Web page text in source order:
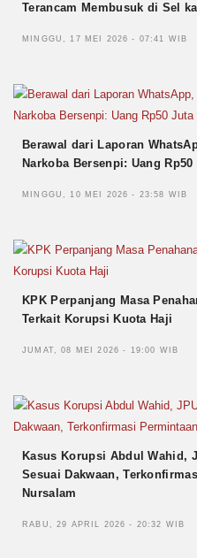
Terancam Membusuk di Sel
MINGGU, 17 MEI 2026 - 07:41 WIB
Berawal dari Laporan
Narkoba Bersenpi: Uang
MINGGU, 10 MEI 2026 - 23:58 WIB
KPK Perpanjang Masa
Terkait Korupsi Kuota Haji
JUMAT, 08 MEI 2026 - 19:00 WIB
Kasus Korupsi Abdul Wahid,
Sesuai Dakwaan,
Nursalam
RABU, 29 APRIL 2026 - 20:32 WIB